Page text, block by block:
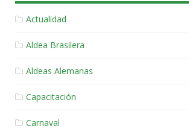
Actualidad
Aldea Brasilera
Aldeas Alemanas
Capacitación
Carnaval